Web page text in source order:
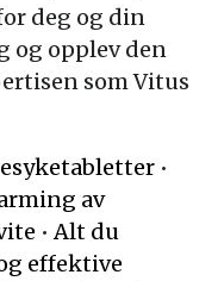
deg og din
og opplev den
som Vitus
•
av
•Alt du
effektive